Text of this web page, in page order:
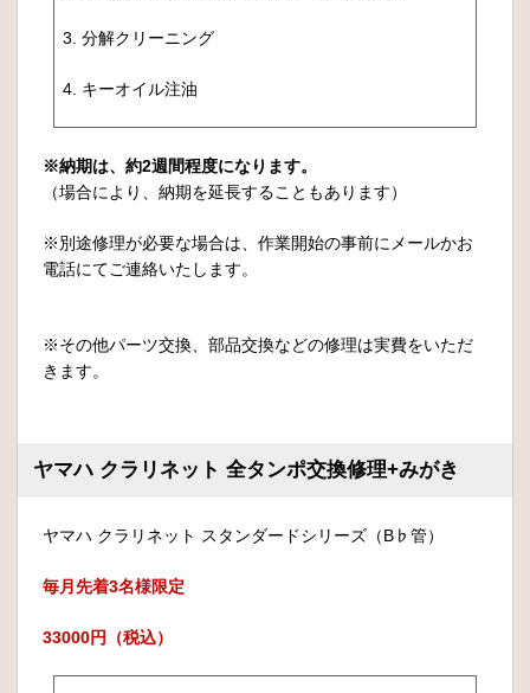
3. 分解クリーニング
4. キーオイル注油
※納期は、約2週間程度になります。
（場合により、納期を延長することもあります）
※別途修理が必要な場合は、作業開始の事前にメールかお
電話にてご連絡いたします。
※その他パーツ交換、部品交換などの修理は実費をいただ
きます。
ヤマハ クラリネット 全タンポ交換修理+みがき
ヤマハ クラリネット スタンダードシリーズ（B♭管）
毎月先着3名様限定
33000円（税込）